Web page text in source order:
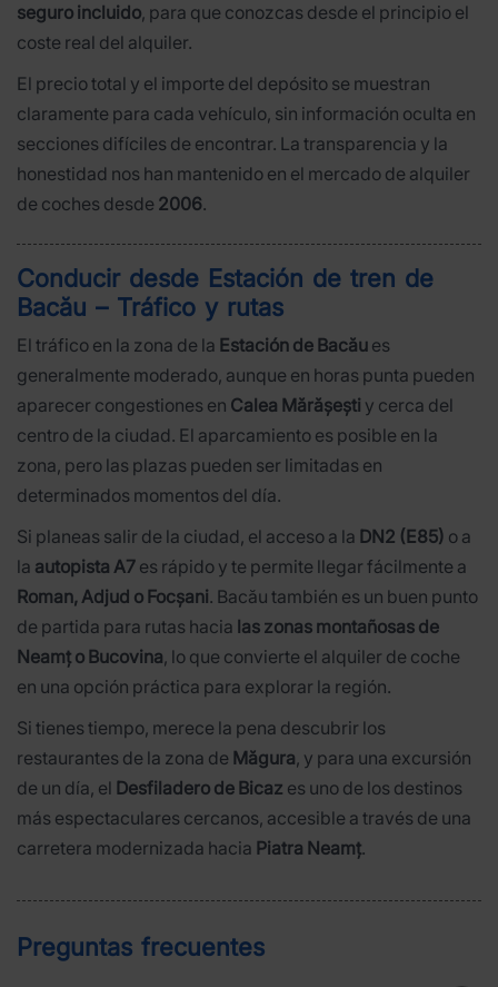
seguro incluido, para que conozcas desde el principio el
coste real del alquiler.
El precio total y el importe del depósito se muestran
claramente para cada vehículo, sin información oculta en
secciones difíciles de encontrar. La transparencia y la
honestidad nos han mantenido en el mercado de alquiler
de coches desde 2006.
Conducir desde Estación de tren de
Bacău – Tráfico y rutas
El tráfico en la zona de la Estación de Bacău es
generalmente moderado, aunque en horas punta pueden
aparecer congestiones en Calea Mărășești y cerca del
centro de la ciudad. El aparcamiento es posible en la
zona, pero las plazas pueden ser limitadas en
determinados momentos del día.
Si planeas salir de la ciudad, el acceso a la DN2 (E85) o a
la autopista A7 es rápido y te permite llegar fácilmente a
Roman, Adjud o Focșani. Bacău también es un buen punto
de partida para rutas hacia las zonas montañosas de
Neamț o Bucovina, lo que convierte el alquiler de coche
en una opción práctica para explorar la región.
Si tienes tiempo, merece la pena descubrir los
restaurantes de la zona de Măgura, y para una excursión
de un día, el Desfiladero de Bicaz es uno de los destinos
más espectaculares cercanos, accesible a través de una
carretera modernizada hacia Piatra Neamț.
Preguntas frecuentes